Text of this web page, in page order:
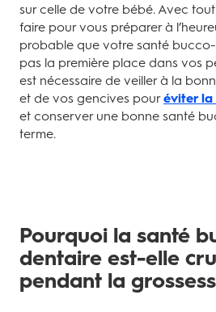
sur celle de votre bébé. Avec
faire pour vous préparer à
probable que votre santé
pas la première place dans vos
est nécessaire de veiller à la
et de vos gencives pouréviter
et conserver une bonne santé
terme.
Pourquoi la santé
dentaire est-elle
pendant la